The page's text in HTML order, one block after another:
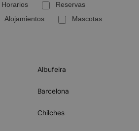
Horarios
Reservas
Alojamientos Mascotas
Albufeira
Barcelona
Chilches